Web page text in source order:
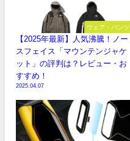
ウェア・パンツ
【2025年最新】人気沸騰！ノー
スフェイス「マウンテンジャケ
ット」の評判は？レビュー・お
すすめ！
2025.04.07